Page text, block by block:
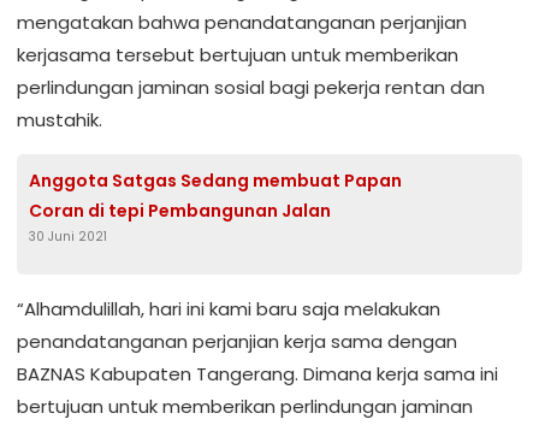
mengatakan bahwa penandatanganan perjanjian
kerjasama tersebut bertujuan untuk memberikan
perlindungan jaminan sosial bagi pekerja rentan dan
mustahik.
Anggota Satgas Sedang membuat Papan
Coran di tepi Pembangunan Jalan
30 Juni 2021
“Alhamdulillah, hari ini kami baru saja melakukan
penandatanganan perjanjian kerja sama dengan
BAZNAS Kabupaten Tangerang. Dimana kerja sama ini
bertujuan untuk memberikan perlindungan jaminan